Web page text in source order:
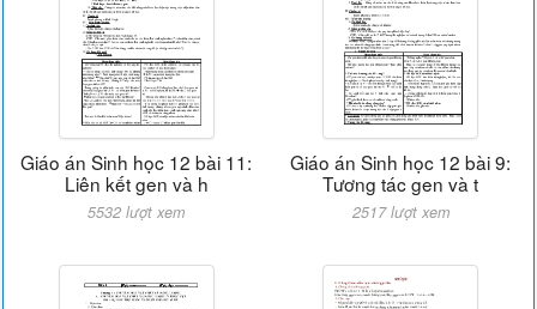
Giáo án Sinh học 12 bài 11:
Liên kết gen và h
5532 lượt xem
Giáo án Sinh học 12 bài 9:
Tương tác gen và t
2517 lượt xem